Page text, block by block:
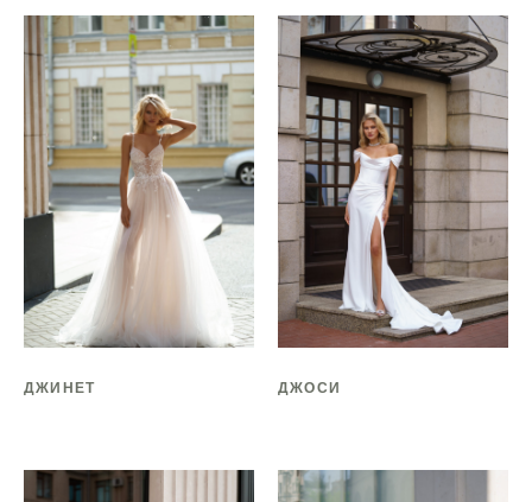
ДЖИНЕТ ДЖОСИ